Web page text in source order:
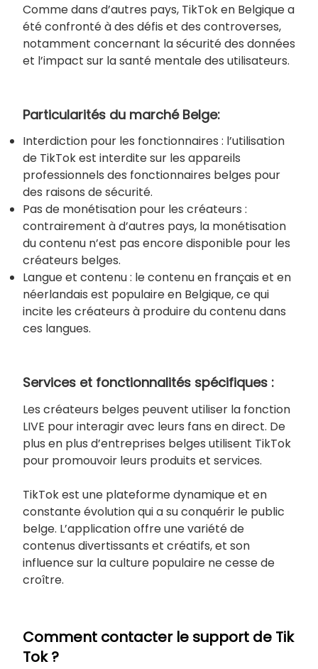
Comme dans d’autres pays, TikTok en Belgique a
été confronté à des défis et des controverses,
notamment concernant la sécurité des données
et l’impact sur la santé mentale des utilisateurs.
Particularités du marché Belge:
Interdiction pour les fonctionnaires : l’utilisation
de TikTok est interdite sur les appareils
professionnels des fonctionnaires belges pour
des raisons de sécurité.
Pas de monétisation pour les créateurs :
contrairement à d’autres pays, la monétisation
du contenu n’est pas encore disponible pour les
créateurs belges.
Langue et contenu : le contenu en français et en
néerlandais est populaire en Belgique, ce qui
incite les créateurs à produire du contenu dans
ces langues.
Services et fonctionnalités spécifiques :
Les créateurs belges peuvent utiliser la fonction
LIVE pour interagir avec leurs fans en direct. De
plus en plus d’entreprises belges utilisent TikTok
pour promouvoir leurs produits et services.
TikTok est une plateforme dynamique et en
constante évolution qui a su conquérir le public
belge. L’application offre une variété de
contenus divertissants et créatifs, et son
influence sur la culture populaire ne cesse de
croître.
Comment contacter le support de Tik
Tok ?